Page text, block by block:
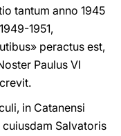
tantum anno 1945
1951,
peractus est,
Paulus VI
in Catanensi
Salvatoris